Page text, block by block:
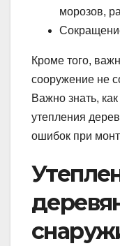
морозов,
Кроме того,
сооружение не
Важно знать,
утепления
ошибок при